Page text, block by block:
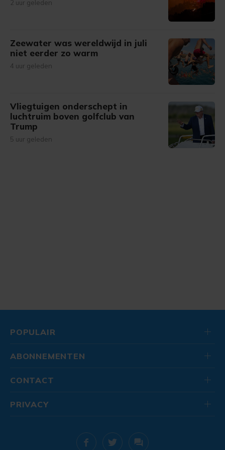
2 uur geleden
Zeewater was wereldwijd in juli
niet eerder zo warm
4 uur geleden
Vliegtuigen onderschept in
luchtruim boven golfclub van
Trump
5 uur geleden
POPULAIR
ABONNEMENTEN
CONTACT
PRIVACY